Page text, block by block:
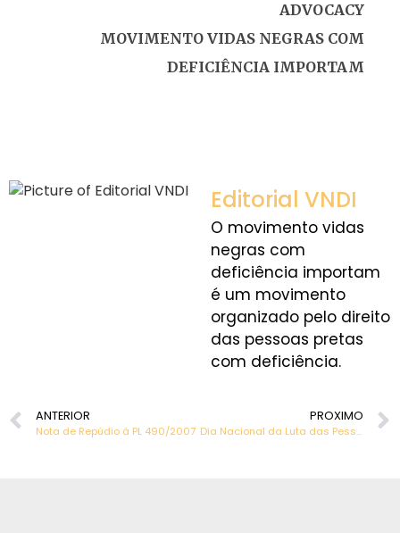
ADVOCACY
MOVIMENTO VIDAS NEGRAS COM
DEFICIÊNCIA IMPORTAM
Editorial VNDI
O movimento vidas
negras com
deficiência importam
é um movimento
organizado pelo direito
das pessoas pretas
com deficiência.
ANTERIOR
Nota de Repúdio à PL 490/2007
PROXIMO
Dia Nacional da Luta das Pessoas com Deficiência.